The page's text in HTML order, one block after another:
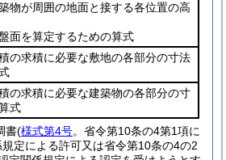
物が周囲の地面と接する各位置の高
面を算定するための算式
の求積に必要な敷地の各部分の寸法
の求積に必要な建築物の各部分の寸
式
書(様式第4号。省令第10条の4第1項に
定による許可又は省令第10条の4の2